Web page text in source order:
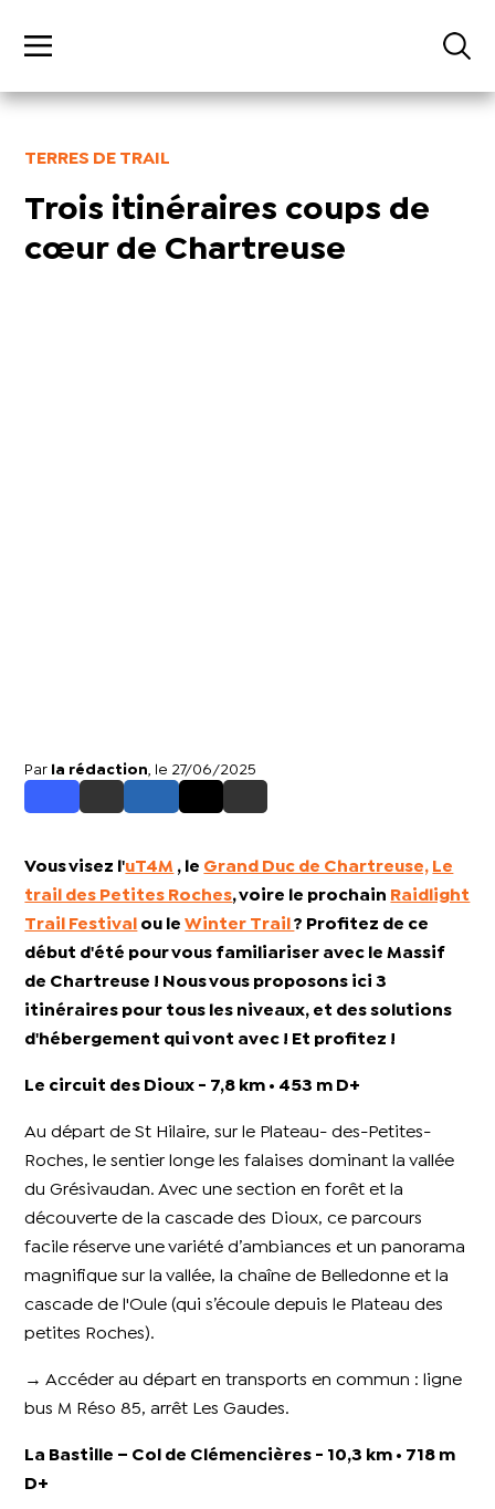
TERRES DE TRAIL
Trois itinéraires coups de
cœur de Chartreuse
Par la rédaction , le 27/06/2025
Vous visez l'uT4M , le Grand Duc de Chartreuse, Le
trail des Petites Roches, voire le prochain Raidlight
Trail Festival
ou leWinter Trail? Profitez de ce
début d'été pour vous familiariser avec le Massif
de Chartreuse ! Nous vous proposons ici 3
itinéraires pour tous les niveaux, et des solutions
d'hébergement qui vont avec ! Et profitez !
Le circuit des Dioux - 7,8 km • 453 m D+
Au départ de St Hilaire, sur le Plateau- des-Petites-
Roches, le sentier longe les falaises dominant la vallée
du Grésivaudan. Avec une section en forêt et la
découverte de la cascade des Dioux, ce parcours
facile réserve une variété d’ambiances et un panorama
magnifique sur la vallée, la chaîne de Belledonne et la
cascade de l'Oule (qui s’écoule depuis le Plateau des
petites Roches).
→ Accéder au départ en transports en commun : ligne
bus M Réso 85, arrêt Les Gaudes.
La Bastille – Col de Clémencières - 10,3 km • 718 m
D+